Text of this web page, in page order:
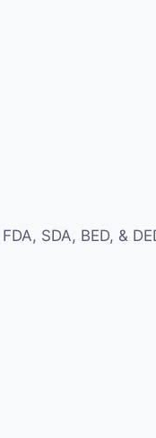
SDA, BED, &